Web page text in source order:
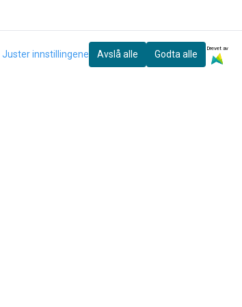
Juster innstillingene Avslå alle Godta alle
Drevet av